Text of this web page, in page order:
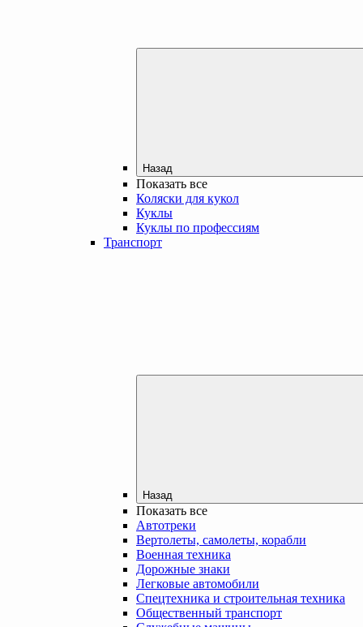
Назад
Показать все
Коляски для кукол
Куклы
Куклы по профессиям
Транспорт
Назад
Показать все
Автотреки
Вертолеты, самолеты, корабли
Военная техника
Дорожные знаки
Легковые автомобили
Спецтехника и строительная техника
Общественный транспорт